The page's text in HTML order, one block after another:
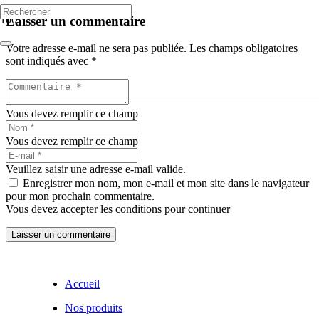
Laisser un commentaire
Votre adresse e-mail ne sera pas publiée. Les champs obligatoires
sont indiqués avec *
Vous devez remplir ce champ
Vous devez remplir ce champ
Veuillez saisir une adresse e-mail valide.
Enregistrer mon nom, mon e-mail et mon site dans le navigateur
pour mon prochain commentaire.
Vous devez accepter les conditions pour continuer
Laisser un commentaire
Accueil
Nos produits